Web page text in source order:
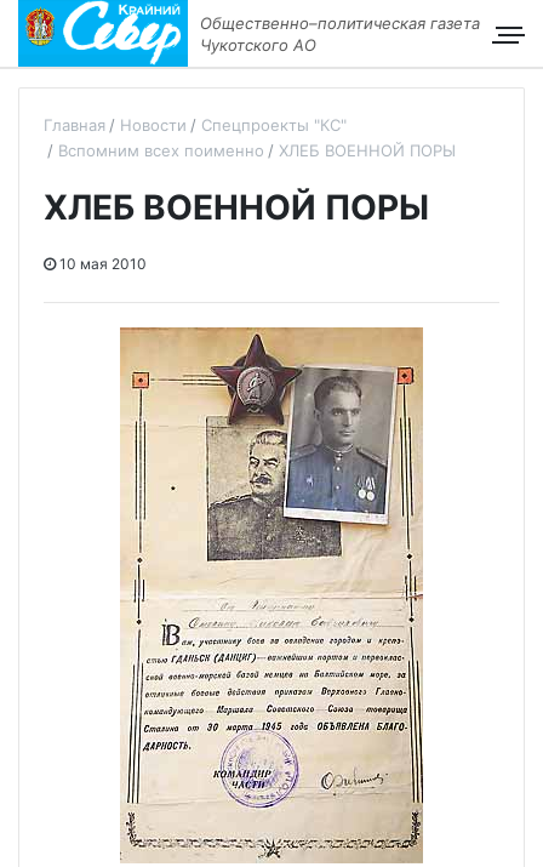
Общественно–политическая газета
Чукотского АО
Главная Новости
Спецпроекты "КС"
Вспомним всех поименно
ХЛЕБ ВОЕННОЙ ПОРЫ
ХЛЕБ ВОЕННОЙ ПОРЫ
10 мая 2010